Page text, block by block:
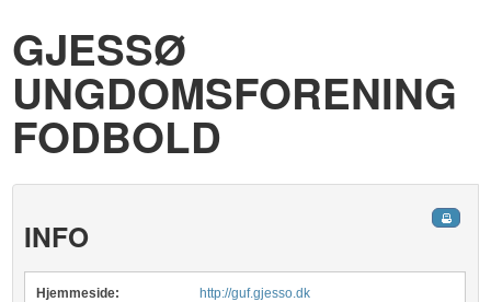
GJESSØ
UNGDOMSFORENING
FODBOLD
INFO
Hjemmeside: http://guf.gjesso.dk